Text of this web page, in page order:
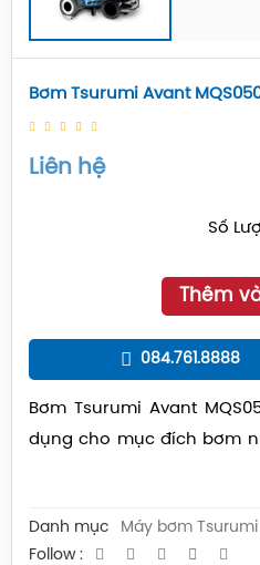
Bơm Tsurumi Avant
Liên hệ
Số
Thêm
084.761.8888
Bơm Tsurumi Avant
dụng cho mục đích bơm
Danh mục
Máy bơm
Follow :